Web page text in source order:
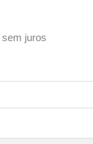
sem juros